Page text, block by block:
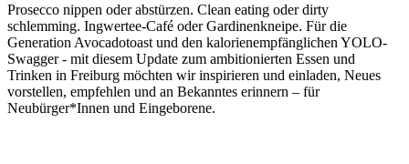
Prosecco nippen oder abstürzen. Clean eating oder dirty
schlemming. Ingwertee-Café oder Gardinenkneipe. Für die
Generation Avocadotoast und den kalorienempfänglichen YOLO-
Swagger - mit diesem Update zum ambitionierten Essen und
Trinken in Freiburg möchten wir inspirieren und einladen, Neues
vorstellen, empfehlen und an Bekanntes erinnern – für
Neubürger*Innen und Eingeborene.